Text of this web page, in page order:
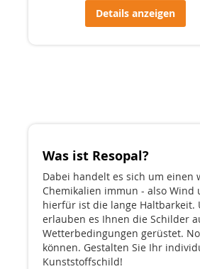
Details anzeigen
Was ist Resopal?
Dabei handelt es sich um einen
Chemikalien immun - also
hierfür ist die lange Haltbarkeit.
erlauben es Ihnen die Schilder
Wetterbedingungen gerüstet.
können. Gestalten Sie Ihr
Kunststoffschild!